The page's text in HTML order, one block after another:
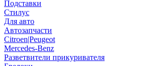
Подставки
Стилус
Для авто
Автозапчасти
Citroen|Peugeot
Mercedes-Benz
Разветвители прикуривателя